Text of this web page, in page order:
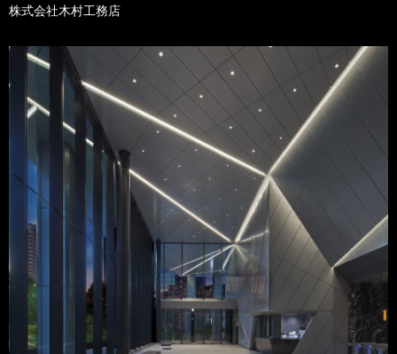
株式会社木村工務店